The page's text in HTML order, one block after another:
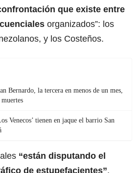
que existe entre
organizados”: los
y los Costeños.
Bernardo, la tercera en menos de un mes,
Venecos’ tienen en jaque el barrio San
“están disputando el
de estupefacientes”,